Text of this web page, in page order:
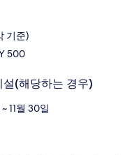
기준)
500
설(해당하는 경우)
11월 30일